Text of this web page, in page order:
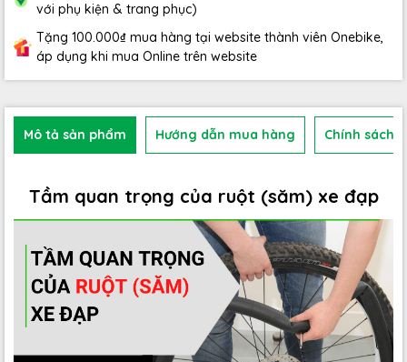
với phụ kiện & trang phục)
Tặng 100.000₫ mua hàng tại website thành viên Onebike,
áp dụng khi mua Online trên website
Mô tả sản phẩm Hướng dẫn mua hàng Chính sách
Tầm quan trọng của ruột (săm) xe đạp